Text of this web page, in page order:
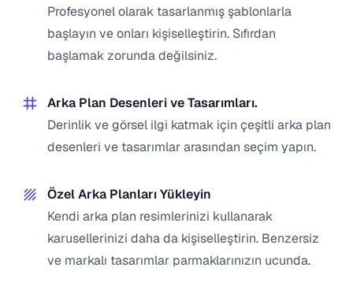
Profesyonel olarak tasarlanmış şablonlarla
başlayın ve onları kişiselleştirin. Sıfırdan
başlamak zorunda değilsiniz.
Arka Plan Desenleri ve Tasarımları.
Derinlik ve görsel ilgi katmak için çeşitli arka plan
desenleri ve tasarımlar arasından seçim yapın.
Özel Arka Planları Yükleyin
Kendi arka plan resimlerinizi kullanarak
karusellerinizi daha da kişiselleştirin. Benzersiz
ve markalı tasarımlar parmaklarınızın ucunda.